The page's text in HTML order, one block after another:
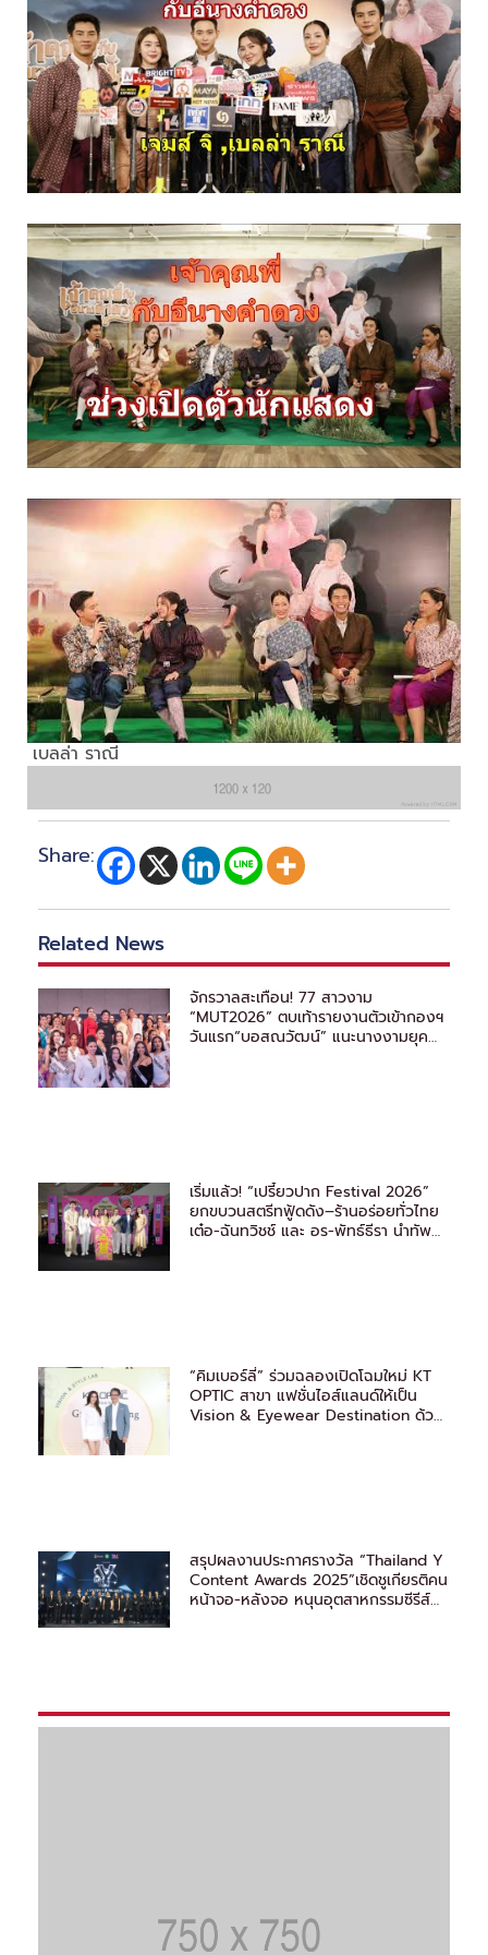
เบลล่า ราณี
Share:
Related News
จักรวาลสะเทือน! 77 สาวงาม
“MUT2026” ตบเท้ารายงานตัวเข้ากองฯ
วันแรก“บอสณวัฒน์” แนะนางงามยุค
เริ่มแล้ว! “เปรี้ยวปาก Festival 2026”
ยกขบวนสตรีทฟู้ดดัง–ร้านอร่อยทั่วไทย
เต๋อ-ฉันทวิชช์ และ อร-พัทธ์ธีรา นำทัพ
“คิมเบอร์ลี่” ร่วมฉลองเปิดโฉมใหม่ KT
OPTIC สาขา แฟชั่นไอส์แลนด์ให้เป็น
Vision & Eyewear Destination ด้วย
สรุปผลงานประกาศรางวัล “Thailand Y
Content Awards 2025”เชิดชูเกียรติคน
หน้าจอ-หลังจอ หนุนอุตสาหกรรมซีรีส์